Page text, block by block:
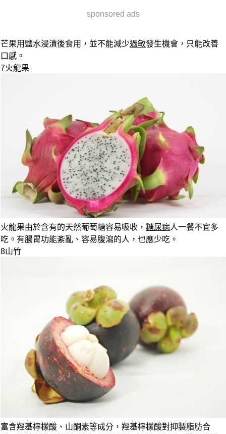
sponsored ads
芒果用鹽水浸漬後食用，並不能減少過敏發生機會，只能改善
口感。
7火龍果
火龍果由於含有的天然葡萄糖容易吸收， 糖尿病人一餐不宜多
吃。 有腸胃功能紊亂、容易腹瀉的人，也應少吃。
8山竹
富含羥基檸檬酸、山酮素等成分，羥基檸檬酸對抑製脂肪合